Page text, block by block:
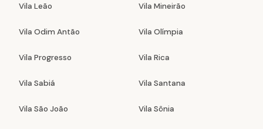
Vila Leão Vila Mineirão
Vila Odim Antão Vila Olímpia
Vila Progresso Vila Rica
Vila Sabiá Vila Santana
Vila São João Vila Sônia